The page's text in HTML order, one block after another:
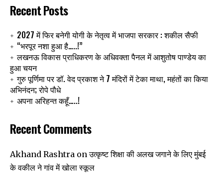
Recent Posts
2027 में फिर बनेगी योगी के नेतृत्व में भाजपा सरकार : शकील सैफी
“भरपूर नशा हुआ है…..!”
लखनऊ विकास प्राधिकरण के अधिवक्ता पैनल में आशुतोष पाण्डेय का
हुआ चयन
गुरु पूर्णिमा पर डॉ. वेद प्रकाश ने 7 मंदिरों में टेका माथा, महंतों का किया
अभिनंदन; रोपे पौधे
अपना अरिहन्त कहूँ…..!
Recent Comments
Akhand Rashtra onउत्कृष्ट शिक्षा की अलख जगाने के लिए मुंबई
के वकील ने गांव में खोला स्कूल